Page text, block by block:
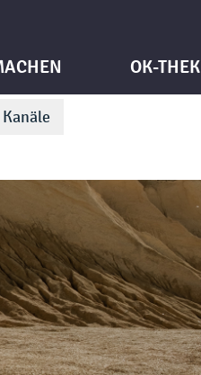
OK-THEK